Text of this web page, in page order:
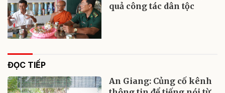
quả công tác dân tộc
ĐỌC TIẾP
An Giang: Củng cố kênh